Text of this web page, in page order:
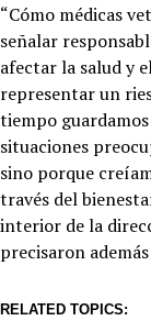
“Cómo médicas
señalar
afectar la salud y
representar un
tiempo
situaciones
sino porque
través del
interior de la
precisaron
RELATED TOPICS: